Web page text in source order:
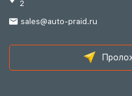
2
sales@auto-praid.ru